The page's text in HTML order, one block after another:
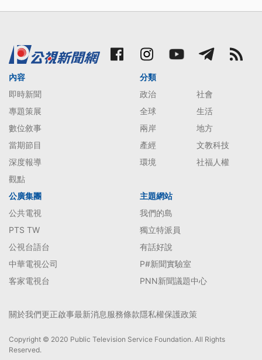
內容
即時新聞
專題策展
數位敘事
當期節目
深度報導
觀點
分類
政治
社會
全球
生活
兩岸
地方
產經
文教科技
環境
社福人權
公廣集團
公共電視
PTS TW
公視台語台
中華電視公司
客家電視台
主題網站
我們的島
獨立特派員
有話好說
P#新聞實驗室
PNN新聞議題中心
關於我們更正啟事最新消息服務條款隱私權保護政策
Copyright © 2020 Public Television Service Foundation. All Rights
Reserved.